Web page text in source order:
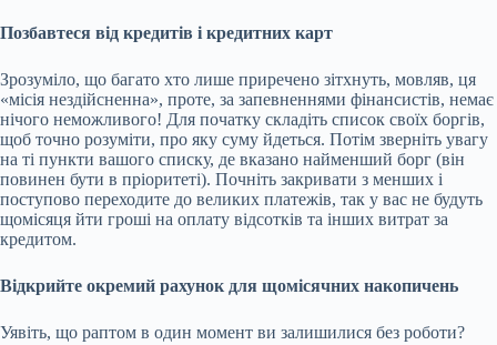
Позбавтеся від кредитів і кредитних карт
Зрозуміло, що багато хто лише приречено зітхнуть, мовляв, ця
«місія нездійсненна», проте, за запевненнями фінансистів, немає
нічого неможливого! Для початку складіть список своїх боргів,
щоб точно розуміти, про яку суму йдеться. Потім зверніть увагу
на ті пункти вашого списку, де вказано найменший борг (він
повинен бути в пріоритеті). Почніть закривати з менших і
поступово переходите до великих платежів, так у вас не будуть
щомісяця йти гроші на оплату відсотків та інших витрат за
кредитом.
Відкрийте окремий рахунок для щомісячних накопичень
Уявіть, що раптом в один момент ви залишилися без роботи?